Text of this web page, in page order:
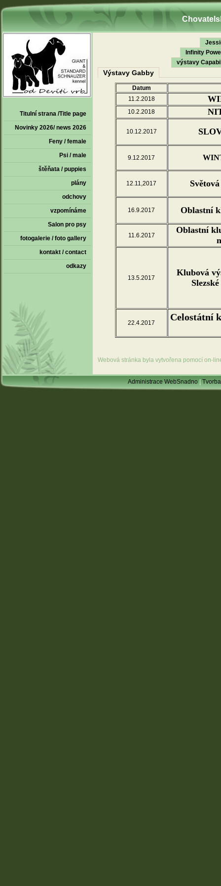
Titulní strana /Title page
Novinky 2026/ news 2026
Feny / female
Psi / male
štěňata / puppies
plány
odchovy
vzpomínáme
Salon pro psy
fotogalerie / foto gallery
kontakt / contact
odkazy
Výstavy Gabby
Infinity
výstavy
Datum
11.2.2018
10.2.2018
10.12.2017
9.12.2017
12.11,2017
16.9.2017 Oblastní
11.6.2017
Oblastní
13.5.2017
Klubová
22.4.2017
Celostátní
Webová stránka byla vytvořena pomocí on-
Administrace WebSnadno|